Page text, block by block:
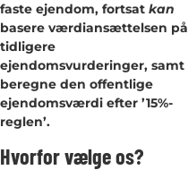
faste ejendom, fortsat kan
basere værdiansættelsen på
tidligere
ejendomsvurderinger, samt
beregne den offentlige
ejendomsværdi efter ’15%-
reglen’.
Hvorfor vælge os?